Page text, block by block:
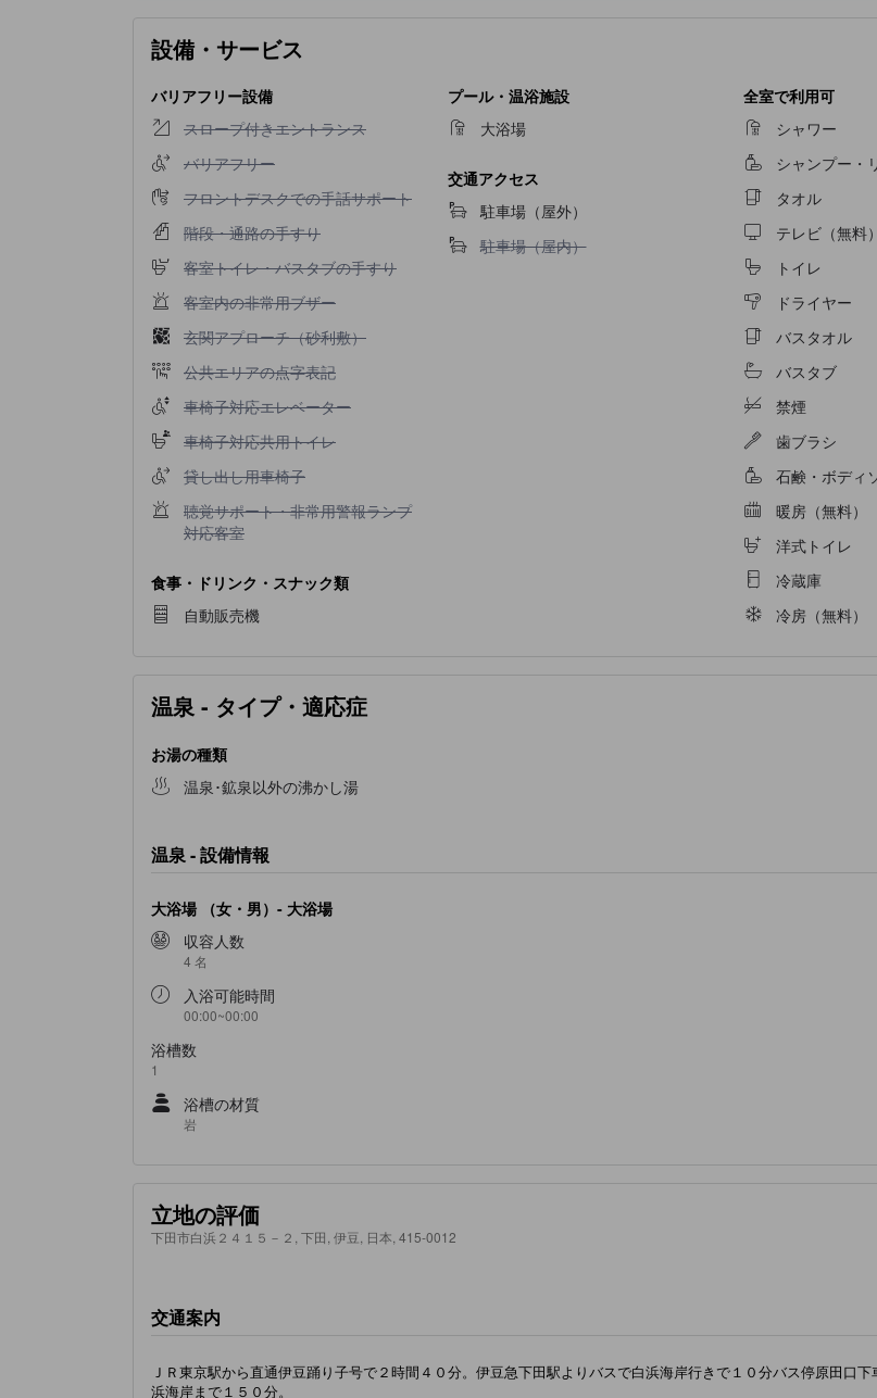
設備・サービス
バリアフリー設備
スロープ付きエントランス不可
スロープ付きエントランス
バリアフリー不可
バリアフリー
フロントデスクでの手話サポート不可
フロントデスクでの手話サポート
階段・通路の手すり不可
階段・通路の手すり
客室トイレ・バスタブの手すり不可
客室トイレ・バスタブの手すり
客室内の非常用ブザー不可
客室内の非常用ブザー
玄関アプローチ（砂利敷）不可
玄関アプローチ（砂利敷）
公共エリアの点字表記不可
公共エリアの点字表記
車椅子対応エレベーター不可
車椅子対応エレベーター
車椅子対応共用トイレ不可
車椅子対応共用トイレ
貸し出し用車椅子不可
貸し出し用車椅子
聴覚サポート・非常用警報ランプ対応客室不可
聴覚サポート・非常用警報ランプ
対応客室
食事・ドリンク・スナック類
自動販売機
プール・温浴施設
大浴場
交通アクセス
駐車場（屋外）
駐車場（屋内）不可
駐車場（屋内）
全室で利用可
シャワー
シャンプー・
タオル
テレビ（無料）
トイレ
ドライヤー
バスタオル
バスタブ
禁煙
歯ブラシ
石鹸・ボディ
暖房（無料）
洋式トイレ
冷蔵庫
冷房（無料）
温泉 - タイプ・適応症
お湯の種類
温泉･鉱泉以外の沸かし湯
温泉 - 設備情報
大浴場 （女・男）- 大浴場
収容人数
4 名
入浴可能時間
00:00~00:00
浴槽数
1
浴槽の材質
岩
立地の評価
下田市白浜２４１５－２, 下田, 伊豆, 日本, 415-0012
交通案内
ＪＲ東京駅から直通伊豆踊り子号で２時間４０分。伊豆急下田駅よりバスで白浜海岸行きで１０分バス停原田口
浜海岸まで１５０分。